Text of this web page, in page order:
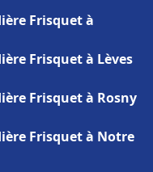
Frisquet à
Frisquet à Lèves
Frisquet à Rosny
Frisquet à Notre